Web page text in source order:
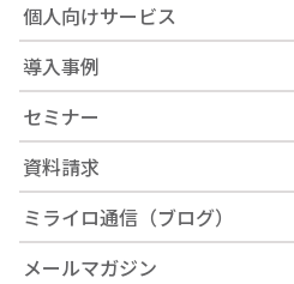
個人向けサービス
導入事例
セミナー
資料請求
ミライロ通信（ブログ）
メールマガジン